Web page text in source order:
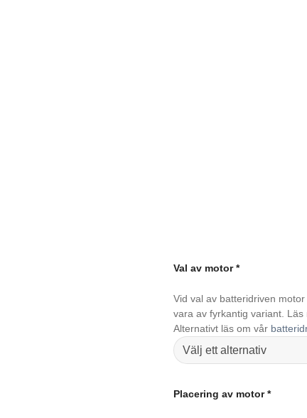
Val av motor *
Vid val av batteridriven
vara av fyrkantig variant. Läs
Alternativt läs om vår
Placering av motor *